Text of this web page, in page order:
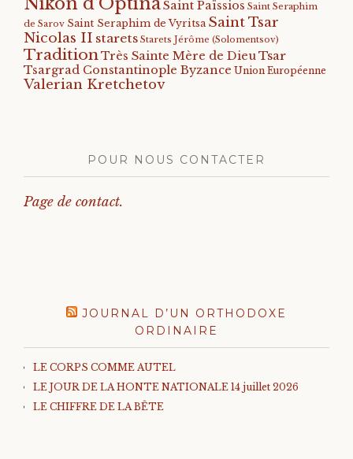
Saint Païssios Saint Seraphim
de Sarov Saint Seraphim de Vyritsa Saint Tsar
Nicolas II starets Starets Jérôme (Solomentsov)
TraditionTrès Sainte Mère de DieuTsar
Tsargrad Constantinople Byzance Union Européenne
Valerian Kretchetov
POUR NOUS CONTACTER
Page de contact.
JOURNAL D’UN ORTHODOXE
ORDINAIRE
LE CORPS COMME AUTEL
LE JOUR DE LA HONTE NATIONALE 14 juillet 2026
LE CHIFFRE DE LA BÊTE